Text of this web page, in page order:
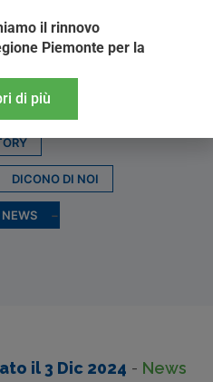
DICONO DI NOI
NEWS
il3 Dic 2024 - News
il rinnovo
Piemonte per la
di più